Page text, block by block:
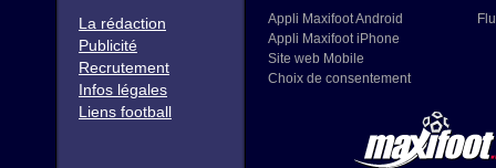
La rédaction
Publicité
Recrutement
Infos légales
Liens football
Appli Maxifoot Android
Appli Maxifoot iPhone
Site web Mobile
Choix de consentement